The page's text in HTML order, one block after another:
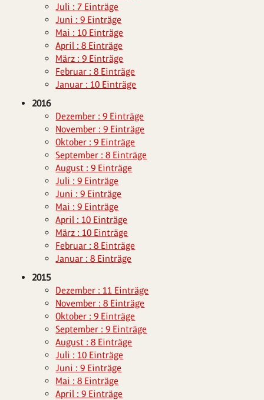
Juli : 7 Einträge
Juni : 9 Einträge
Mai : 10 Einträge
April : 8 Einträge
März : 9 Einträge
Februar : 8 Einträge
Januar : 10 Einträge
2016
Dezember : 9 Einträge
November : 9 Einträge
Oktober : 9 Einträge
September : 8 Einträge
August : 9 Einträge
Juli : 9 Einträge
Juni : 9 Einträge
Mai : 9 Einträge
April : 10 Einträge
März : 10 Einträge
Februar : 8 Einträge
Januar : 8 Einträge
2015
Dezember : 11 Einträge
November : 8 Einträge
Oktober : 9 Einträge
September : 9 Einträge
August : 8 Einträge
Juli : 10 Einträge
Juni : 9 Einträge
Mai : 8 Einträge
April : 9 Einträge